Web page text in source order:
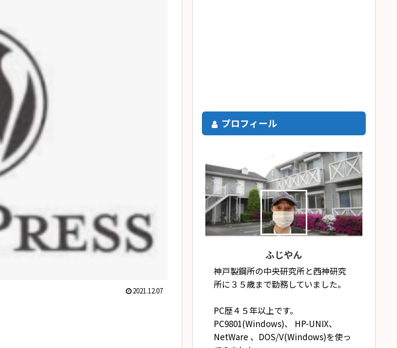
2021.12.07
プロフィール
ふじやん
神戸製鋼所の中央研究所と西神研究
所に３５歳まで勤務していました。
PC歴４５年以上です。
PC9801(Windows)、 HP-UNIX、
NetWare 、DOS/V(Windows)を使っ